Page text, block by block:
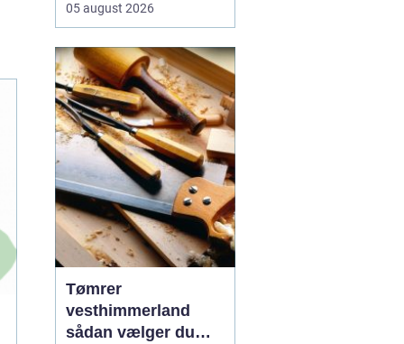
rengøring glider nederst
det betyder mere rod og
mindre ro.Professionel
rengøring Sorø
handler<...
05 august 2026
Tømrer
vesthimmerland
sådan vælger du